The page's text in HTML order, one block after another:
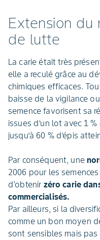
Extension du
de lutte
La carie était très
elle a reculé grâce au
chimiques efficaces.
baisse de la vigilance
semence favorisent sa
issues d’un lot avec 1
jusqu’à 60 % d’épis
Par conséquent, une
2006 pour les
d'obtenir zéro carie
commercialisés.
Par ailleurs, si la
comme un bon moyen
sont sensibles mais pas